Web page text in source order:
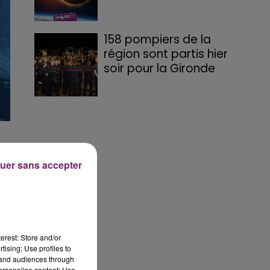
158 pompiers de la
région sont partis hier
soir pour la Gironde
Store and/or
Use profiles to
audiences through
sans accepter